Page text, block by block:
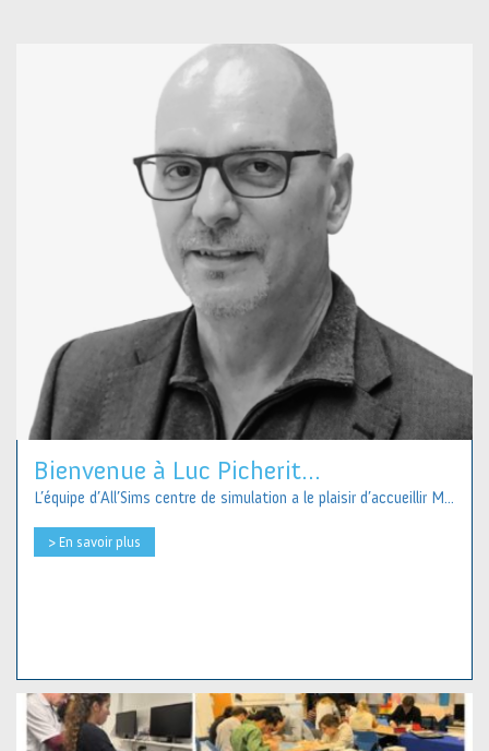
Bienvenue à Luc Picherit...
L’équipe d’All’Sims centre de simulation a le plaisir d’accueillir M...
> En savoir plus